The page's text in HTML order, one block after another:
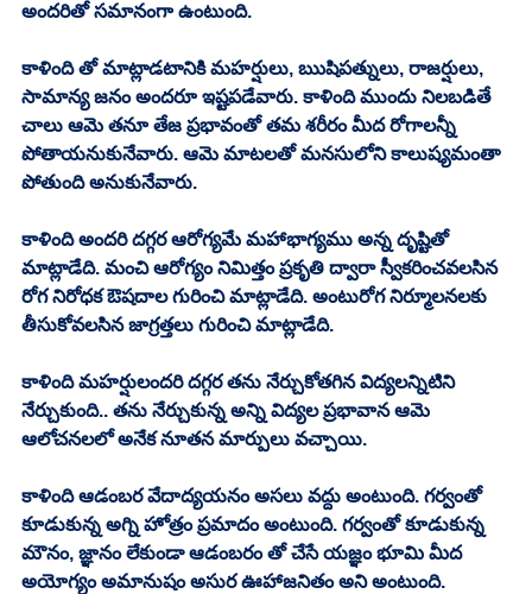
అందరితో సమానంగా ఉంటుంది.
కాళింది తో మాట్లాడటానికి మహర్షులు, ఋషిపత్నులు, రాజర్షులు,
సామాన్య జనం అందరూ ఇష్టపడేవారు. కాళింది ముందు నిలబడితే
చాలు ఆమె తనూ తేజ ప్రభావంతో తమ శరీరం మీద రోగాలన్నీ
పోతాయనుకునేవారు. ఆమె మాటలతో మనసులోని కాలుష్యమంతా
పోతుంది అనుకునేవారు.
కాళింది అందరి దగ్గర ఆరోగ్యమే మహాభాగ్యము అన్న దృష్టితో
మాట్లాడేది. మంచి ఆరోగ్యం నిమిత్తం ప్రకృతి ద్వారా స్వీకరించవలసిన
రోగ నిరోధక ఔషదాల గురించి మాట్లాడేది. అంటురోగ నిర్మూలనలకు
తీసుకోవలసిన జాగ్రత్తలు గురించి మాట్లాడేది.
కాళింది మహర్షులందరి దగ్గర తను నేర్చుకోతగిన విద్యలన్నిటిని
నేర్చుకుంది.. తను నేర్చుకున్న అన్ని విద్యల ప్రభావాన ఆమె
ఆలోచనలలో అనేక నూతన మార్పులు వచ్చాయి.
కాళింది ఆడంబర వేదాద్యయనం అసలు వద్దు అంటుంది. గర్వంతో
కూడుకున్న అగ్ని హోత్రం ప్రమాదం అంటుంది. గర్వంతో కూడుకున్న
మౌనం, జ్ఞానం లేకుండా ఆడంబరం తో చేసే యజ్ఞం భూమి మీద
అయోగ్యం అమానుషం అసుర ఊహాజనితం అని అంటుంది.